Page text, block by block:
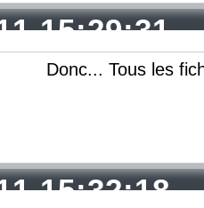
15:29:31
Donc... Tous les
15:32:18